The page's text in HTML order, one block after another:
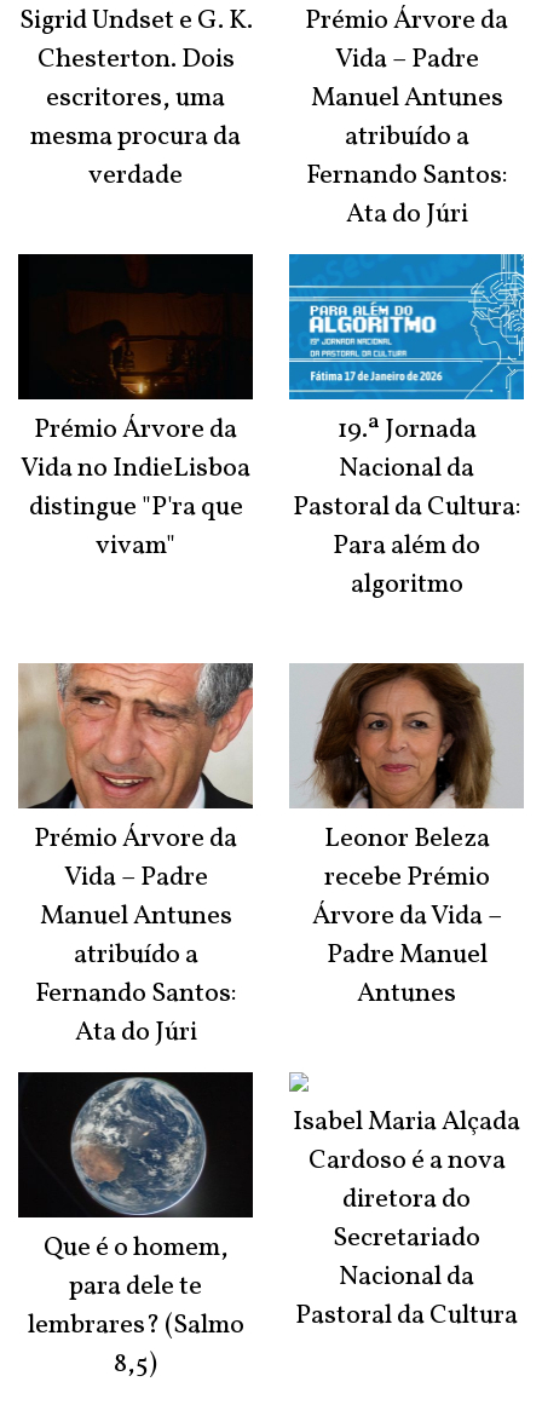
Sigrid Undset e G. K.
Chesterton. Dois
escritores, uma
mesma procura da
verdade
Prémio Árvore da
Vida no IndieLisboa
distingue "P'ra que
vivam"
Prémio Árvore da
Vida – Padre
Manuel Antunes
atribuído a
Fernando Santos:
Ata do Júri
Que é o homem,
para dele te
lembrares? (Salmo
8,5)
Prémio Árvore da
Vida – Padre
Manuel Antunes
atribuído a
Fernando Santos:
Ata do Júri
19.ª Jornada
Nacional da
Pastoral da Cultura:
Para além do
algoritmo
Leonor Beleza
recebe Prémio
Árvore da Vida –
Padre Manuel
Antunes
Isabel Maria Alçada
Cardoso é a nova
diretora do
Secretariado
Nacional da
Pastoral da Cultura